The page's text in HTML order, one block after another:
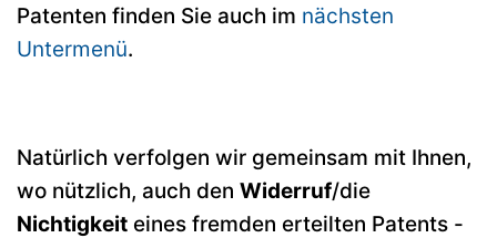
Patenten finden Sie auch im nächsten
Untermenü.
Natürlich verfolgen wir gemeinsam mit Ihnen,
wo nützlich, auch den Widerruf/die
Nichtigkeit eines fremden erteilten Patents -